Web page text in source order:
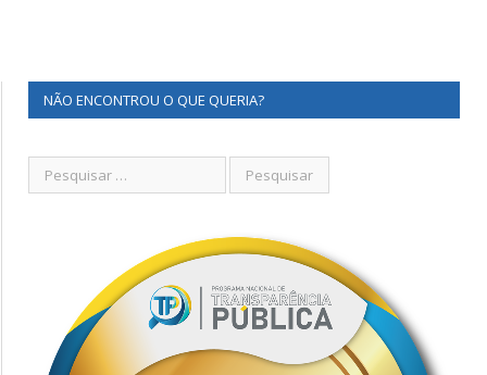
NÃO ENCONTROU O QUE QUERIA?